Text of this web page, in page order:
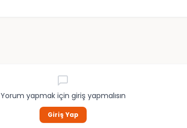
Yorum yapmak için giriş yapmalısın
Giriş Yap